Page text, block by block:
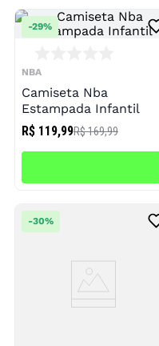
NBA
Camiseta Nba
Estampada Infantil
R$ 119,99R$ 169,99
-29%
-30%